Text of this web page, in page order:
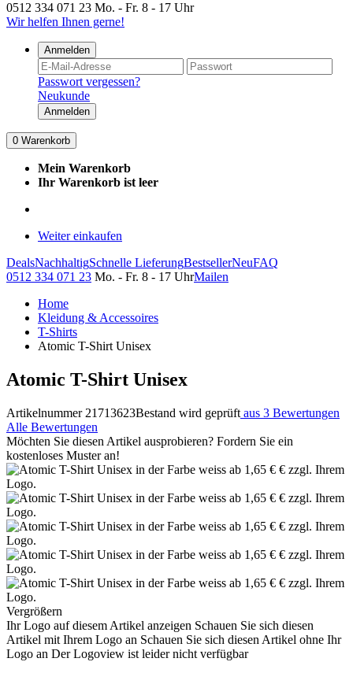
0512 334 071 23 Mo. - Fr. 8 - 17 Uhr
Wir helfen Ihnen gerne!
Anmelden
Passwort vergessen?
Neukunde
Anmelden
0 Warenkorb
Mein Warenkorb
Ihr Warenkorb ist leer
Weiter einkaufen
DealsNachhaltigSchnelle LieferungBestsellerNeuFAQ
0512 334 071 23 Mo. - Fr. 8 - 17 UhrMailen
Home
Kleidung & Accessoires
T-Shirts
Atomic T-Shirt Unisex
Atomic T-Shirt Unisex
Artikelnummer 21713623Bestand wird geprüft aus 3 Bewertungen
Alle Bewertungen
Möchten Sie diesen Artikel ausprobieren? Fordern Sie ein
kostenloses Muster an!
Vergrößern
Ihr Logo auf diesem Artikel anzeigen Schauen Sie sich diesen
Artikel mit Ihrem Logo an Schauen Sie sich diesen Artikel ohne Ihr
Logo an Der Logoview ist leider nicht verfügbar